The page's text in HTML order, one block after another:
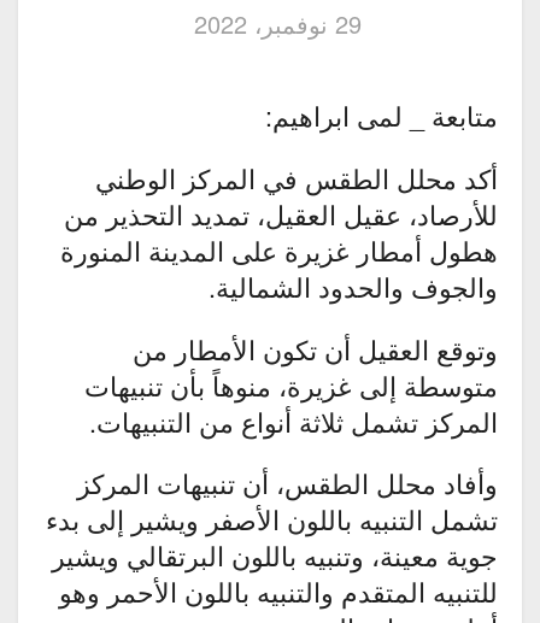
29 نوفمبر، 2022
متابعة _ لمى ابراهيم:
أكد محلل الطقس في المركز الوطني
للأرصاد، عقيل العقيل، تمديد التحذير من
هطول أمطار غزيرة على المدينة المنورة
والجوف والحدود الشمالية.
وتوقع العقيل أن تكون الأمطار من
متوسطة إلى غزيرة، منوهاً بأن تنبيهات
المركز تشمل ثلاثة أنواع من التنبيهات.
وأفاد محلل الطقس، أن تنبيهات المركز
تشمل التنبيه باللون الأصفر ويشير إلى بدء
جوية معينة، وتنبيه باللون البرتقالي ويشير
للتنبيه المتقدم والتنبيه باللون الأحمر وهو